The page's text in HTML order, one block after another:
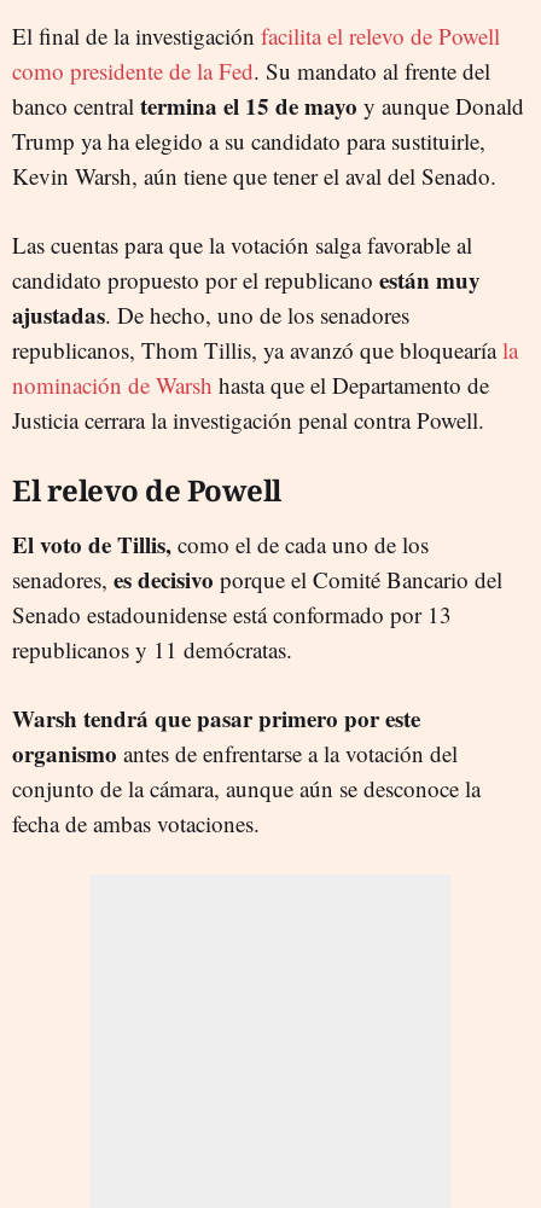
El final de la investigación facilita el relevo de Powell
como presidente de la Fed. Su mandato al frente del
banco central termina el 15 de mayo y aunque Donald
Trump ya ha elegido a su candidato para sustituirle,
Kevin Warsh, aún tiene que tener el aval del Senado.
Las cuentas para que la votación salga favorable al
candidato propuesto por el republicano están muy
ajustadas. De hecho, uno de los senadores
republicanos, Thom Tillis, ya avanzó que bloquearíala
nominación de Warsh hasta que el Departamento de
Justicia cerrara la investigación penal contra Powell.
El relevo de Powell
El voto de Tillis, como el de cada uno de los
senadores, es decisivo porque el Comité Bancario del
Senado estadounidense está conformado por 13
republicanos y 11 demócratas.
Warsh tendrá que pasar primero por este
organismo antes de enfrentarse a la votación del
conjunto de la cámara, aunque aún se desconoce la
fecha de ambas votaciones.